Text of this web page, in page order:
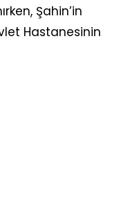
Şahin’in
Hastanesinin